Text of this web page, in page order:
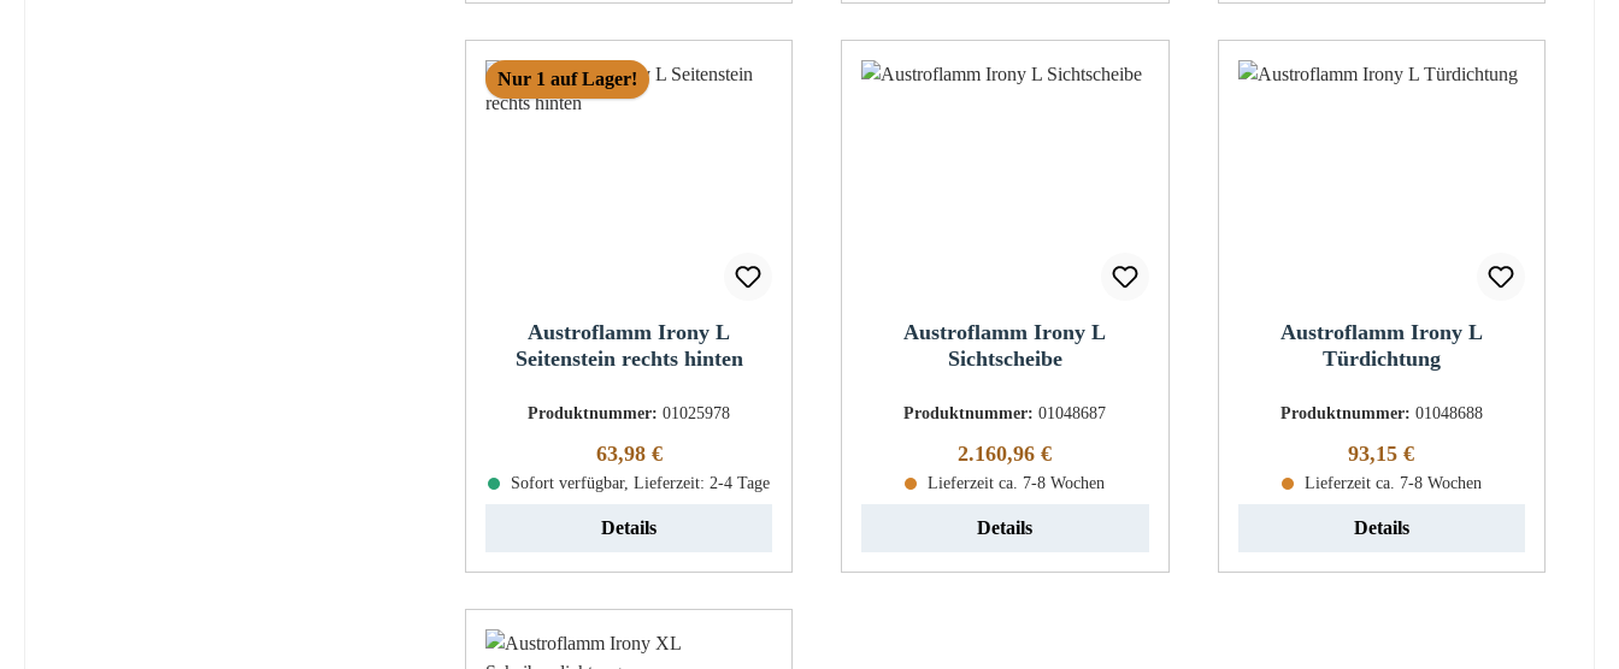
Nur 1 auf Lager!
Austroflamm Irony L
Seitenstein rechts hinten
Produktnummer:01025978
Regulärer Preis:
63,98 €
Sofort verfügbar, Lieferzeit: 2-4 Tage
Details
Austroflamm Irony L
Sichtscheibe
Produktnummer:01048687
Regulärer Preis:
2.160,96 €
Lieferzeit ca. 7-8 Wochen
Details
Austroflamm Irony L
Türdichtung
Produktnummer: 01048688
Regulärer Preis:
93,15 €
Lieferzeit ca. 7-8 Wochen
Details